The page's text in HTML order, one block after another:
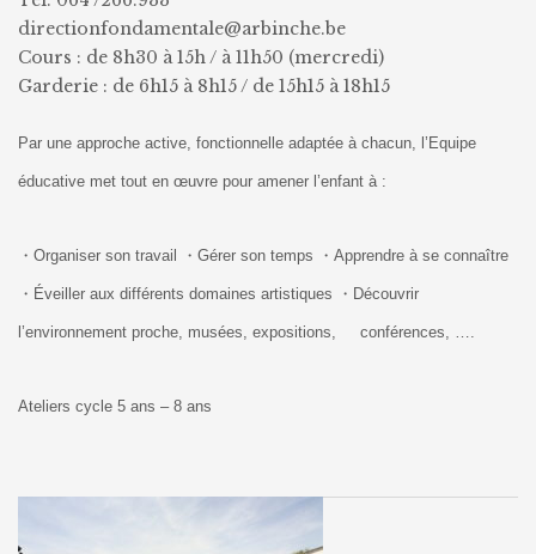
directionfondamentale@arbinche.be
Cours : de 8h30 à 15h / à 11h50 (mercredi)
Garderie : de 6h15 à 8h15 / de 15h15 à 18h15
Par une approche active, fonctionnelle adaptée à chacun, l’Equipe
éducative met tout en œuvre pour amener l’enfant à :
・Organiser son travail ・ Gérer son temps ・ Apprendre à se connaître
・ Éveiller aux différents domaines artistiques ・ Découvrir
l’environnement proche, musées, expositions, conférences, ….
Ateliers cycle 5 ans – 8 ans